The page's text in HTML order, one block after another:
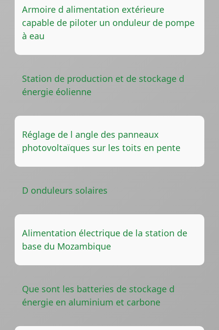
Armoire d alimentation extérieure
capable de piloter un onduleur de pompe
à eau
Station de production et de stockage d
énergie éolienne
Réglage de l angle des panneaux
photovoltaïques sur les toits en pente
D onduleurs solaires
Alimentation électrique de la station de
base du Mozambique
Que sont les batteries de stockage d
énergie en aluminium et carbone